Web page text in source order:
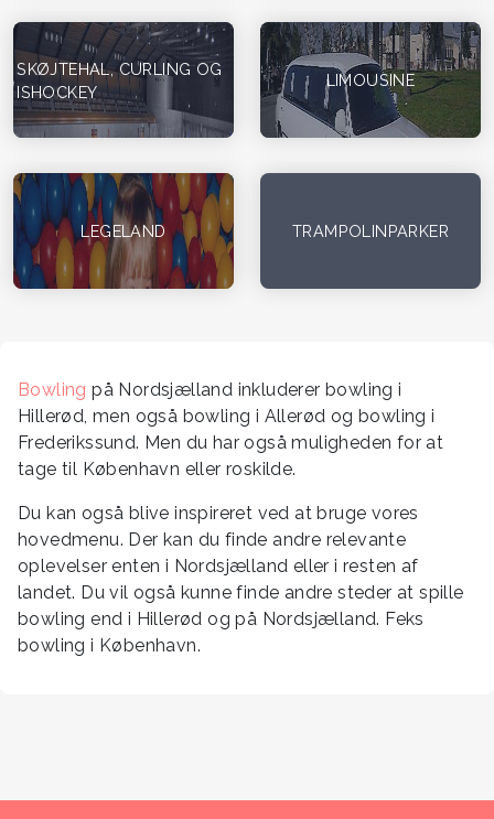
SKØJTEHAL, CURLING OG
ISHOCKEY
LIMOUSINE
LEGELAND TRAMPOLINPARKER
Bowling på Nordsjælland inkluderer bowling i
Hillerød, men også bowling i Allerød og bowling i
Frederikssund. Men du har også muligheden for at
tage til København eller roskilde.
Du kan også blive inspireret ved at bruge vores
hovedmenu. Der kan du finde andre relevante
oplevelser enten i Nordsjælland eller i resten af
landet. Du vil også kunne finde andre steder at spille
bowling end i Hillerød og på Nordsjælland. Feks
bowling i København.